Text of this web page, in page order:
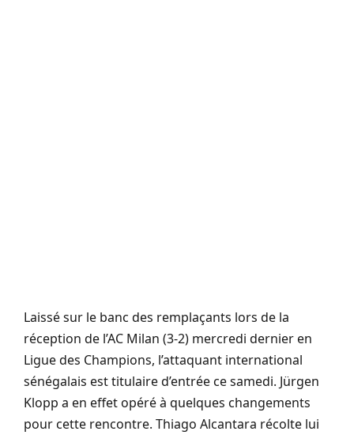
Laissé sur le banc des remplaçants lors de la
réception de l’AC Milan (3-2) mercredi dernier en
Ligue des Champions, l’attaquant international
sénégalais est titulaire d’entrée ce samedi. Jürgen
Klopp a en effet opéré à quelques changements
pour cette rencontre. Thiago Alcantara récolte lui